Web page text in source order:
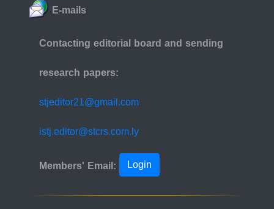
E-mails
Contacting editorial board and sending
research papers:
stjeditor21@gmail.com
istj.editor@stcrs.com.ly
Members' Email:
Login